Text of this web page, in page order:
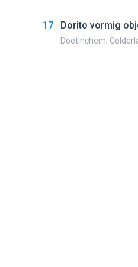
17 Dorito vormig
Doetinchem,